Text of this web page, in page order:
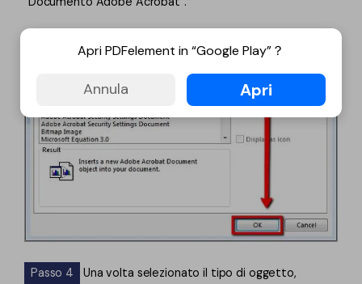
Passo 4
Una volta selezionato il tipo di oggetto,
Apri PDFelement in “Google Play”？
Annula Apri